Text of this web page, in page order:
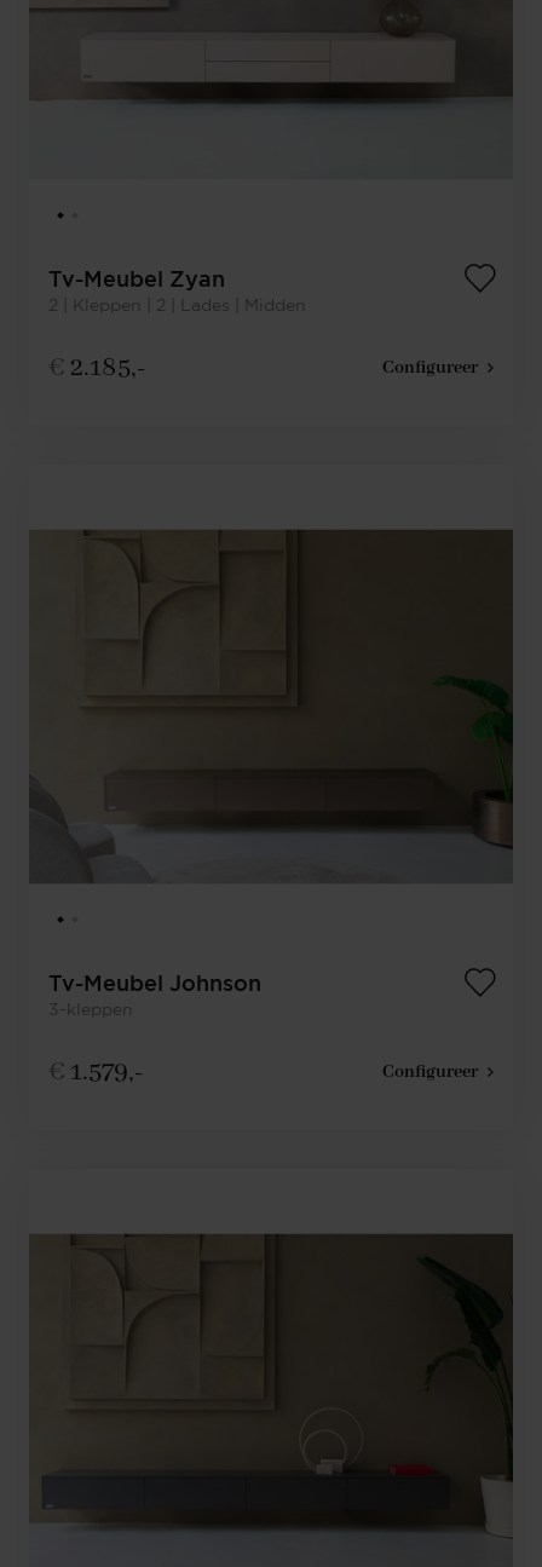
Tv-Meubel Zyan
2 | Kleppen | 2 | Lades | Midden
€ 2.185,- Configureer
Tv-Meubel Johnson
3-kleppen
€ 1.579,- Configureer